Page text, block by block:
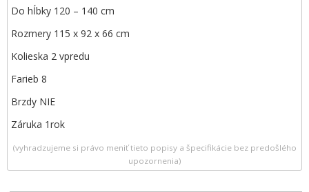
Do hĺbky 120 – 140 cm
Rozmery 115 x 92 x 66 cm
Kolieska 2 vpredu
Farieb 8
Brzdy NIE
Záruka 1rok
(vyhradzujeme si právo meniť tieto popisy a špecifikácie bez predošlého
upozornenia)